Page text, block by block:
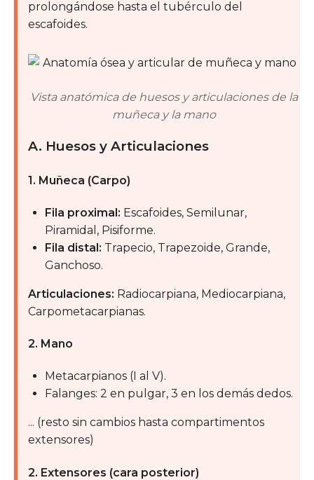
prolongándose hasta el tubérculo del
escafoides.
Vista anatómica de huesos y articulaciones de la
muñeca y la mano
A. Huesos y Articulaciones
1. Muñeca (Carpo)
Fila proximal: Escafoides, Semilunar,
Piramidal, Pisiforme.
Fila distal: Trapecio, Trapezoide, Grande,
Ganchoso.
Articulaciones: Radiocarpiana, Mediocarpiana,
Carpometacarpianas.
2. Mano
Metacarpianos (I al V).
Falanges: 2 en pulgar, 3 en los demás dedos.
... (resto sin cambios hasta compartimentos
extensores)
2. Extensores (cara posterior)